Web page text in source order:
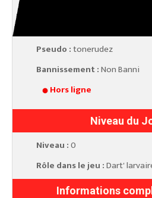
Pseudo :tonerudez
Bannissement :Non Banni
Hors ligne
Niveau du
Niveau :0
Rôle dans le jeu :Dart'
Informations